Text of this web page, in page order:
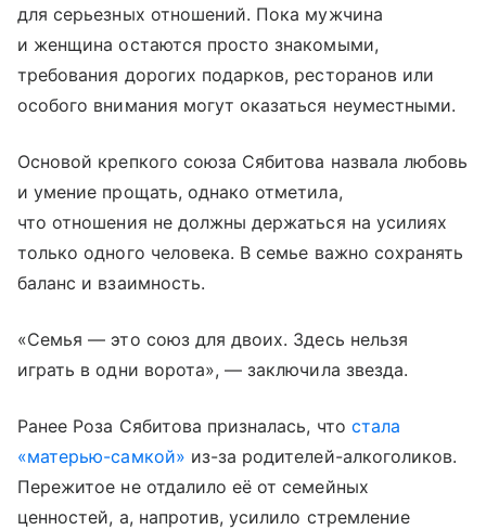
для серьезных отношений. Пока мужчина
и женщина остаются просто знакомыми,
требования дорогих подарков, ресторанов или
особого внимания могут оказаться неуместными.
Основой крепкого союза Сябитова назвала любовь
и умение прощать, однако отметила,
что отношения не должны держаться на усилиях
только одного человека. В семье важно сохранять
баланс и взаимность.
«Семья — это союз для двоих. Здесь нельзя
играть в одни ворота», — заключила звезда.
Ранее Роза Сябитова призналась, что стала
«матерью-самкой» из-за родителей-алкоголиков.
Пережитое не отдалило её от семейных
ценностей, а, напротив, усилило стремление